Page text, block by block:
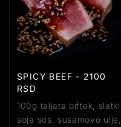
SPICY BEEF - 2100
RSD
100g taljata biftek, slatki
soja sos, susamovo ulje,